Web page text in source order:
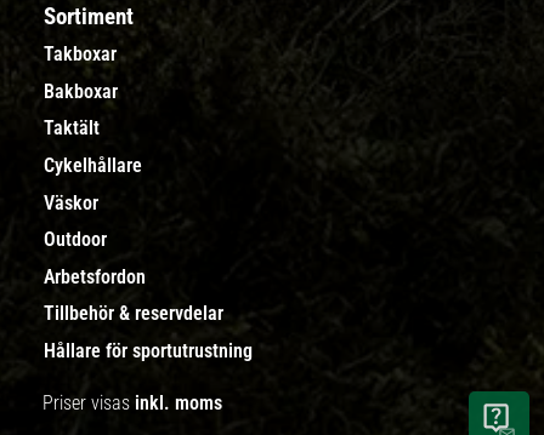
Sortiment
Takboxar
Bakboxar
Taktält
Cykelhållare
Väskor
Outdoor
Arbetsfordon
Tillbehör & reservdelar
Hållare för sportutrustning
Priser visas inkl. moms